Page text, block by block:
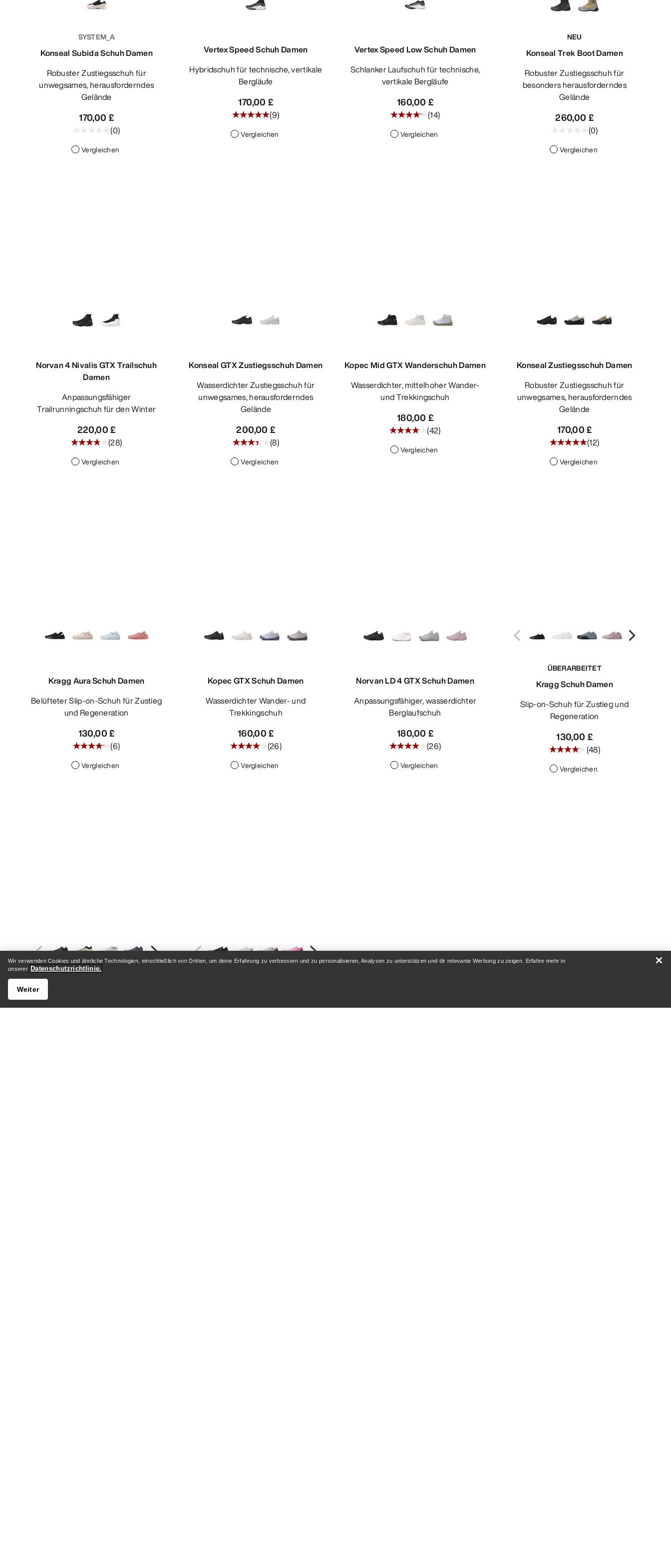
SYSTEM_A
Konseal Subida Schuh Damen
Robuster Zustiegsschuh für
unwegsames, herausforderndes
Gelände
170,00 £
(0)
Vergleichen
Vertex Speed Schuh Damen
Hybridschuh für technische, vertikale
Bergläufe
170,00 £
(9)
Vergleichen
Vertex Speed Low Schuh Damen
Schlanker Laufschuh für technische,
vertikale Bergläufe
160,00 £
(14)
Vergleichen
NEU
Konseal Trek Boot Damen
Robuster Zustiegsschuh für
besonders herausforderndes
Gelände
260,00 £
(0)
Vergleichen
Norvan 4 Nivalis GTX Trailschuh
Damen
Anpassungsfähiger
Trailrunningschuh für den Winter
220,00 £
(28)
Vergleichen
Konseal GTX Zustiegsschuh Damen
Wasserdichter Zustiegsschuh für
unwegsames, herausforderndes
Gelände
200,00 £
(8)
Vergleichen
Kopec Mid GTX Wanderschuh Damen
Wasserdichter, mittelhoher Wander-
und Trekkingschuh
180,00 £
(42)
Vergleichen
Konseal Zustiegsschuh Damen
Robuster Zustiegsschuh für
unwegsames, herausforderndes
Gelände
170,00 £
(12)
Vergleichen
Kragg Aura Schuh Damen
Belüfteter Slip-on-Schuh für Zustieg
und Regeneration
130,00 £
(6)
Vergleichen
Kopec GTX Schuh Damen
Wasserdichter Wander- und
Trekkingschuh
160,00 £
(26)
Vergleichen
Norvan LD 4 GTX Schuh Damen
Anpassungsfähiger, wasserdichter
Berglaufschuh
180,00 £
(26)
Vergleichen
ÜBERARBEITET
Kragg Schuh Damen
Slip-on-Schuh für Zustieg und
Regeneration
130,00 £
(48)
Vergleichen
Wir verwenden Cookies und ähnliche Technologien, einschließlich von Dritten, um deine Erfahrung zu verbessern und zu personalisieren, Analysen zu unterstützen und dir relevante Werbung zu zeigen. Erfahre mehr in
unserer Datenschutzrichtlinie.
Weiter